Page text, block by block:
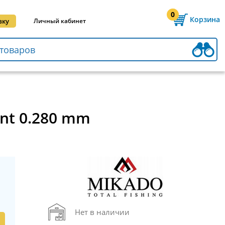
Личный кабинет
0
Корзина
0.280 mm
Нет в наличии